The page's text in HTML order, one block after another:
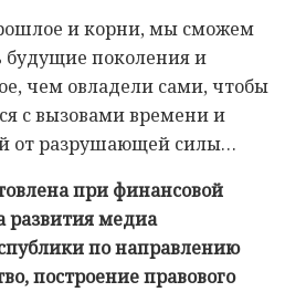
и корни, мы сможем
будущие поколения и
чем овладели сами, чтобы
с вызовами времени и
от разрушающей силы…
​​при финансовой
развития медиа
по направлению
построение правового